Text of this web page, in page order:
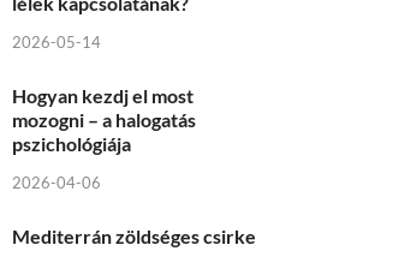
2026-05-14
Hogyan kezdj el most
mozogni – a halogatás
pszichológiája
2026-04-06
Mediterrán zöldséges csirke